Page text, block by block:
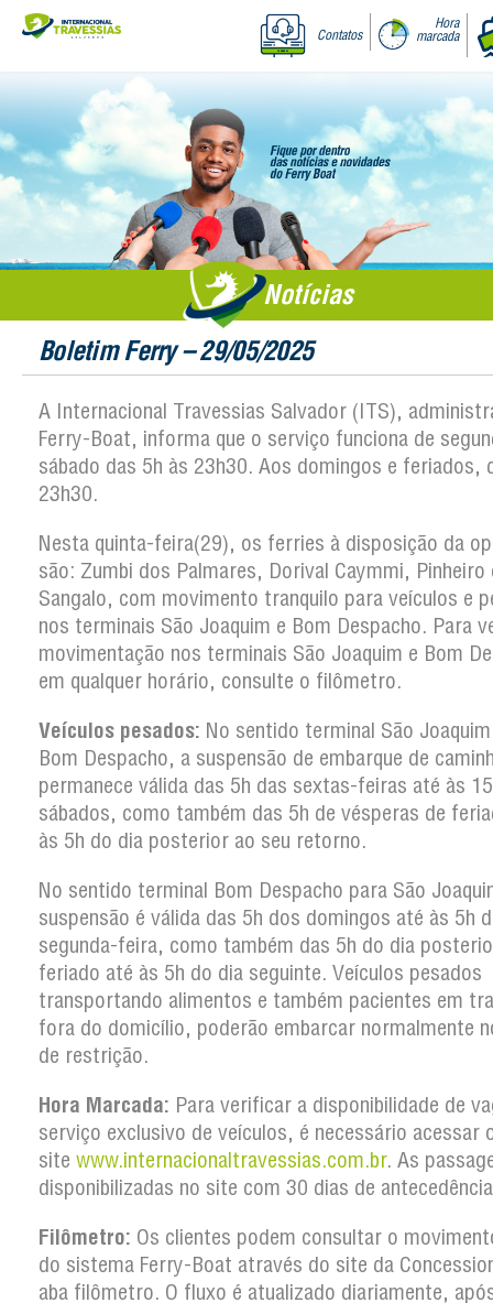
Contatos
Hora
marcada
Notícias
Boletim Ferry – 29/05/2025
A Internacional Travessias Salvador (ITS),
Ferry-Boat, informa que o serviço funciona de
sábado das 5h às 23h30. Aos domingos e feriados,
23h30.
Nesta quinta-feira(29), os ferries à disposição da
são: Zumbi dos Palmares, Dorival Caymmi, Pinheiro
Sangalo, com movimento tranquilo para veículos e
nos terminais São Joaquim e Bom Despacho. Para
movimentação nos terminais São Joaquim e Bom
em qualquer horário, consulte o filômetro.
Veículos pesados: No sentido terminal São
Bom Despacho, a suspensão de embarque de
permanece válida das 5h das sextas-feiras até às
sábados, como também das 5h de vésperas de
às 5h do dia posterior ao seu retorno.
No sentido terminal Bom Despacho para São
suspensão é válida das 5h dos domingos até às 5h
segunda-feira, como também das 5h do dia
feriado até às 5h do dia seguinte. Veículos pesados
transportando alimentos e também pacientes em
fora do domicílio, poderão embarcar normalmente
de restrição.
Hora Marcada: Para verificar a disponibilidade de
serviço exclusivo de veículos, é necessário acessar
site www.internacionaltravessias.com.br. As
disponibilizadas no site com 30 dias de
Filômetro: Os clientes podem consultar o
do sistema Ferry-Boat através do site da
aba filômetro. O fluxo é atualizado diariamente,